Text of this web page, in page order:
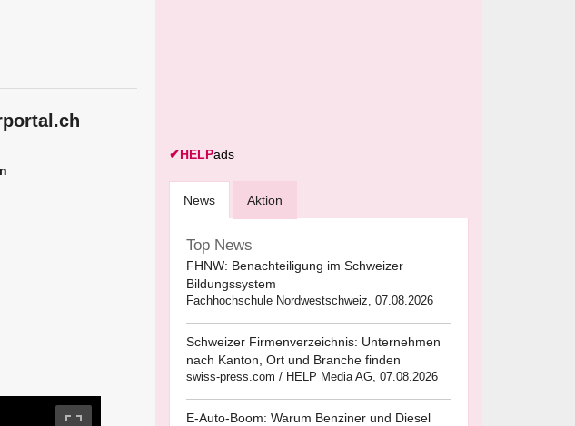
✔HELPads
News Aktion
Top News
FHNW: Benachteiligung im Schweizer
Bildungssystem
Fachhochschule Nordwestschweiz, 07.08.2026
Schweizer Firmenverzeichnis: Unternehmen
nach Kanton, Ort und Branche finden
swiss-press.com / HELP Media AG, 07.08.2026
E-Auto-Boom: Warum Benziner und Diesel